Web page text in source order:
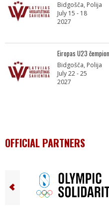
Bidgošča, Polija
July 15 - 18
2027
Eiropas U23
Bidgošča, Polija
July 22 - 25
2027
OFFICIAL PARTNERS